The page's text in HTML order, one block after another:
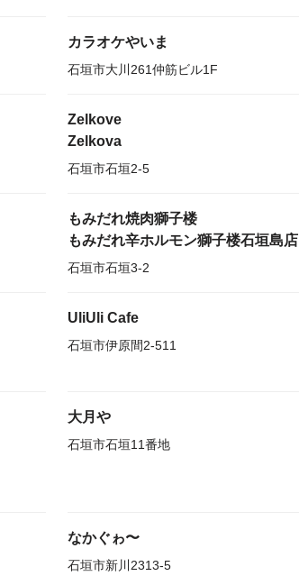
カラオケやいま
石垣市大川261仲筋ビル1F
Zelkove
Zelkova
石垣市石垣2-5
もみだれ焼肉獅子楼
もみだれ辛ホルモン獅子楼石垣島店
石垣市石垣3-2
UliUli Cafe
石垣市伊原間2-511
大月や
石垣市石垣11番地
なかぐゎ〜
石垣市新川2313-5